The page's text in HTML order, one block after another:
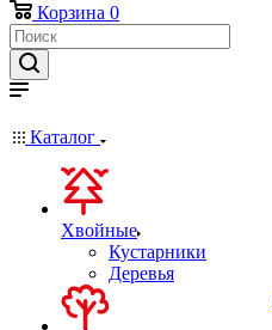
Корзина 0
Каталог
Хвойные
Кустарники
Деревья